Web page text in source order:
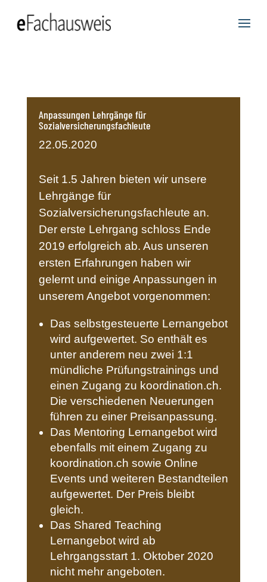
Anpassungen Lehrgänge für
Sozialversicherungsfachleute
22.05.2020
Seit 1.5 Jahren bieten wir unsere
Lehrgänge für
Sozialversicherungsfachleute an.
Der erste Lehrgang schloss Ende
2019 erfolgreich ab. Aus unseren
ersten Erfahrungen haben wir
gelernt und einige Anpassungen in
unserem Angebot vorgenommen:
Das selbstgesteuerte Lernangebot
wird aufgewertet. So enthält es
unter anderem neu zwei 1:1
mündliche Prüfungstrainings und
einen Zugang zu koordination.ch.
Die verschiedenen Neuerungen
führen zu einer Preisanpassung.
Das Mentoring Lernangebot wird
ebenfalls mit einem Zugang zu
koordination.ch sowie Online
Events und weiteren Bestandteilen
aufgewertet. Der Preis bleibt
gleich.
Das Shared Teaching
Lernangebot wird ab
Lehrgangsstart 1. Oktober 2020
nicht mehr angeboten.